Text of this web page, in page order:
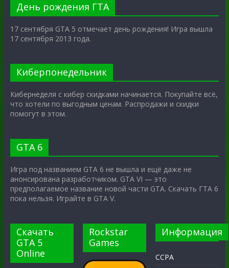
День рождения ГТА
17 сентября GTA 5 отмечает день рождения! Игра вышла
17 сентября 2013 года.
Киберпонедельник
Кибернеделя с кибер скидками начинается. Покупайте всё,
что хотели по выгодным ценам. Распродажи и скидки
помогут в этом.
GTA 6
Игра под названием GTA 6 не вышла и ещё даже не
анонсирована разработчиком. GTA VI — это
предполагаемое название новой части GTA. Скачать ГТА 6
пока нельзя. Играйте в GTA V.
Скачать
GTA 5
Online
Rockstar
Games
Информация
CCPA